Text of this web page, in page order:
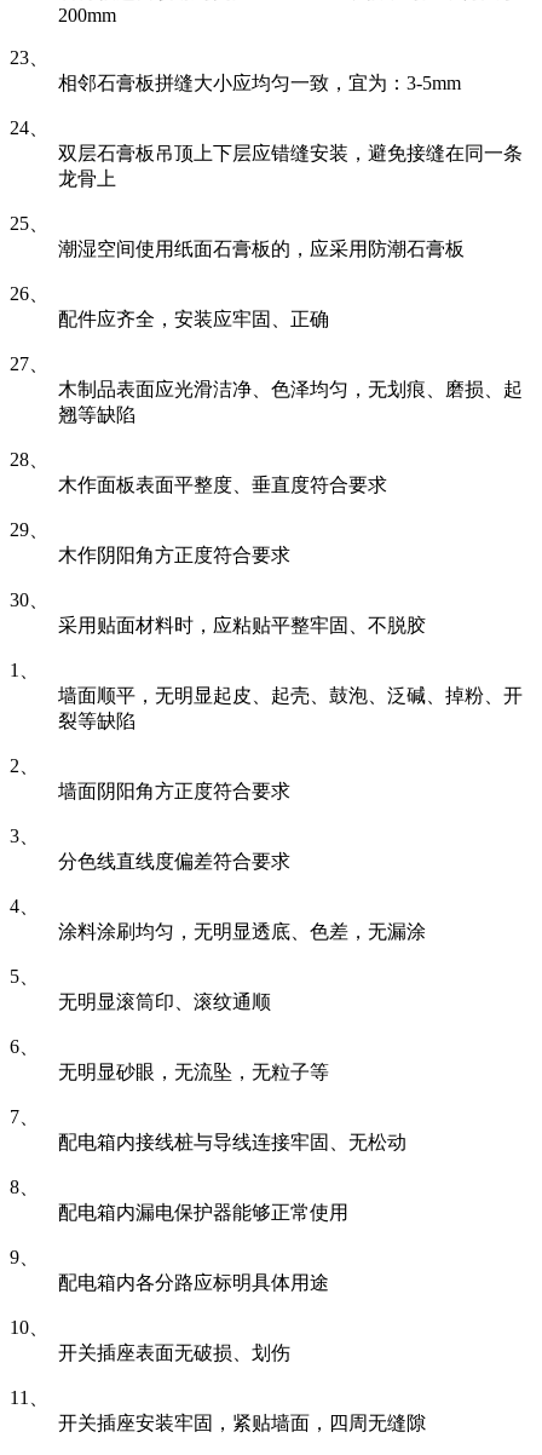
200mm
23、
相邻石膏板拼缝大小应均匀一致，宜为：3-5mm
24、
双层石膏板吊顶上下层应错缝安装，避免接缝在同一条
龙骨上
25、
潮湿空间使用纸面石膏板的，应采用防潮石膏板
26、
配件应齐全，安装应牢固、正确
27、
木制品表面应光滑洁净、色泽均匀，无划痕、磨损、起
翘等缺陷
28、
木作面板表面平整度、垂直度符合要求
29、
木作阴阳角方正度符合要求
30、
采用贴面材料时，应粘贴平整牢固、不脱胶
1、
墙面顺平，无明显起皮、起壳、鼓泡、泛碱、掉粉、开
裂等缺陷
2、
墙面阴阳角方正度符合要求
3、
分色线直线度偏差符合要求
4、
涂料涂刷均匀，无明显透底、色差，无漏涂
5、
无明显滚筒印、滚纹通顺
6、
无明显砂眼，无流坠，无粒子等
7、
配电箱内接线桩与导线连接牢固、无松动
8、
配电箱内漏电保护器能够正常使用
9、
配电箱内各分路应标明具体用途
10、
开关插座表面无破损、划伤
11、
开关插座安装牢固，紧贴墙面，四周无缝隙